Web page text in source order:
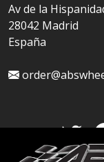
Av de la
28042 Madrid
España